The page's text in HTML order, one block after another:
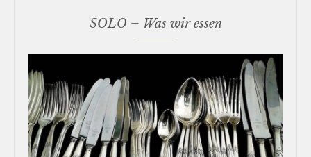
SOLO – Was wir essen